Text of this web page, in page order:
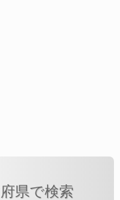
県で検索